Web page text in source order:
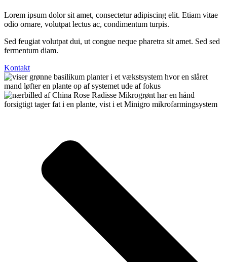
Lorem ipsum dolor sit amet, consectetur adipiscing elit. Etiam vitae
odio ornare, volutpat lectus ac, condimentum turpis.
Sed feugiat volutpat dui, ut congue neque pharetra sit amet. Sed sed
fermentum diam.
Kontakt